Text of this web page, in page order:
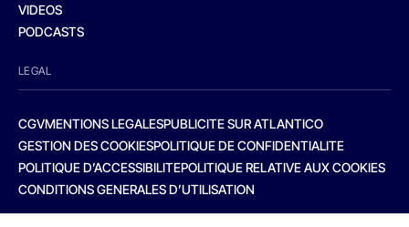
VIDEOS
PODCASTS
LEGAL
CGVMENTIONS LEGALESPUBLICITE SUR ATLANTICO
GESTION DES COOKIESPOLITIQUE DE CONFIDENTIALITE
POLITIQUE D’ACCESSIBILITEPOLITIQUE RELATIVE AUX COOKIES
CONDITIONS GENERALES D’UTILISATION